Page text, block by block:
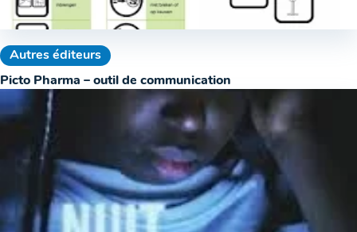
Autres éditeurs
Picto Pharma – outil de communication